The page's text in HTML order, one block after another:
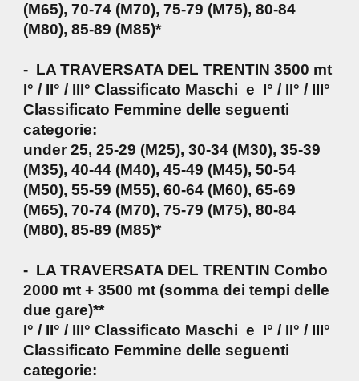
(M65), 70-74 (M70), 75-79 (M75), 80-84
(M80), 85-89 (M85)*
- LA TRAVERSATA DEL TRENTIN 3500 mt
I° / II° / III° Classificato Maschi e I° / II° / III°
Classificato Femmine delle seguenti
categorie:
under 25, 25-29 (M25), 30-34 (M30), 35-39
(M35), 40-44 (M40), 45-49 (M45), 50-54
(M50), 55-59 (M55), 60-64 (M60), 65-69
(M65), 70-74 (M70), 75-79 (M75), 80-84
(M80), 85-89 (M85)*
- LA TRAVERSATA DEL TRENTIN Combo
2000 mt + 3500 mt (somma dei tempi delle
due gare)**
I° / II° / III° Classificato Maschi e I° / II° / III°
Classificato Femmine delle seguenti
categorie: